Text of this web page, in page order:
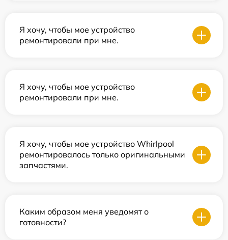
Я хочу, чтобы мое устройство
ремонтировали при мне.
Я хочу, чтобы мое устройство
ремонтировали при мне.
Я хочу, чтобы мое устройство Whirlpool
ремонтировалось только оригинальными
запчастями.
Каким образом меня уведомят о
готовности?